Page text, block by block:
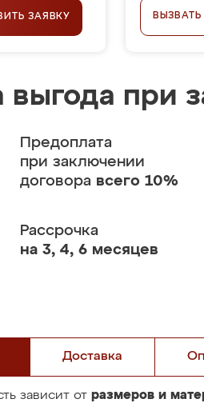
ЗАЯВКУ
выгода при
Предоплата
при заключении
договора всего 10%
Рассрочка
на 3, 4, 6 месяцев
Доставка
зависит от размеров и